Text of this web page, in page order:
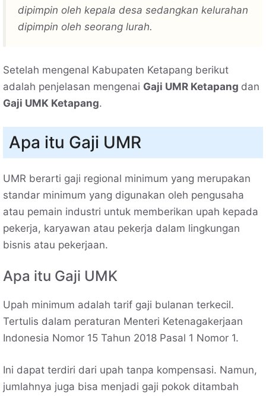
dipimpin oleh kepala desa sedangkan kelurahan
dipimpin oleh seorang lurah.
Setelah mengenal Kabupaten Ketapang berikut
adalah penjelasan mengenai Gaji UMR Ketapang dan
Gaji UMK Ketapang.
Apa itu Gaji UMR
UMR berarti gaji regional minimum yang merupakan
standar minimum yang digunakan oleh pengusaha
atau pemain industri untuk memberikan upah kepada
pekerja, karyawan atau pekerja dalam lingkungan
bisnis atau pekerjaan.
Apa itu Gaji UMK
Upah minimum adalah tarif gaji bulanan terkecil.
Tertulis dalam peraturan Menteri Ketenagakerjaan
Indonesia Nomor 15 Tahun 2018 Pasal 1 Nomor 1.
Ini dapat terdiri dari upah tanpa kompensasi. Namun,
jumlahnya juga bisa menjadi gaji pokok ditambah